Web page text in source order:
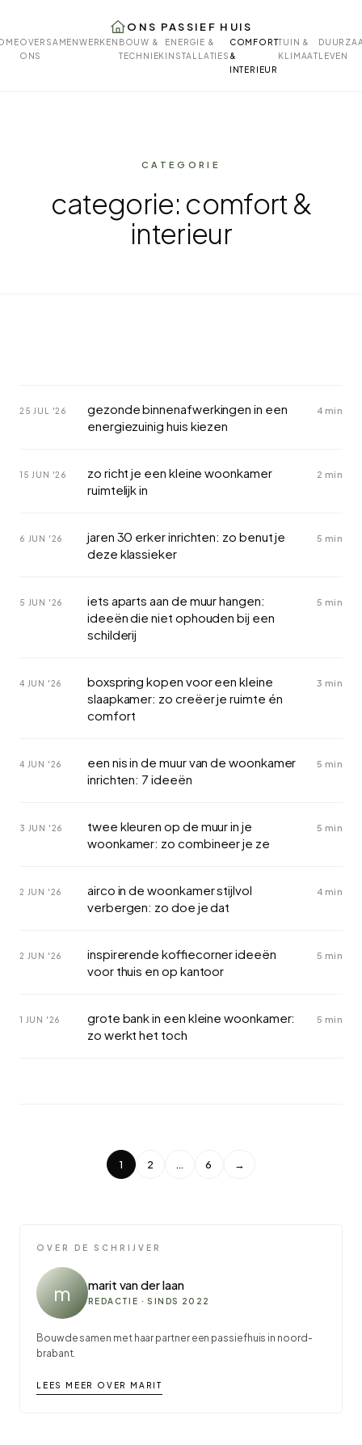
ONS PASSIEF HUIS
OVER
ONS
SAMENWERKEN BOUW &
TECHNIEK
ENERGIE &
INSTALLATIES
COMFORT
&
INTERIEUR
TUIN &
KLIMAATLEVEN
CATEGORIE
categorie: comfort &
interieur
25 JUL '26
gezonde binnenafwerkingen in een
energiezuinig huis kiezen
4 min
15 JUN '26
zo richt je een kleine woonkamer
ruimtelijk in
2 min
6 JUN '26
jaren 30 erker inrichten: zo benut je
deze klassieker
5 min
5 JUN '26
iets aparts aan de muur hangen:
ideeën die niet ophouden bij een
schilderij
5 min
4 JUN '26
boxspring kopen voor een kleine
slaapkamer: zo creëer je ruimte én
comfort
3 min
4 JUN '26
een nis in de muur van de woonkamer
inrichten: 7 ideeën
5 min
3 JUN '26
twee kleuren op de muur in je
woonkamer: zo combineer je ze
5 min
2 JUN '26
airco in de woonkamer stijlvol
verbergen: zo doe je dat
4 min
2 JUN '26
inspirerende koffiecorner ideeën
voor thuis en op kantoor
5 min
1 JUN '26
grote bank in een kleine woonkamer:
zo werkt het toch
5 min
1 2 … 6 →
OVER DE SCHRIJVER
m marit van der laan
REDACTIE · SINDS 2022
Bouwde samen met haar partner een passiefhuis in noord-
brabant.
LEES MEER OVER MARIT